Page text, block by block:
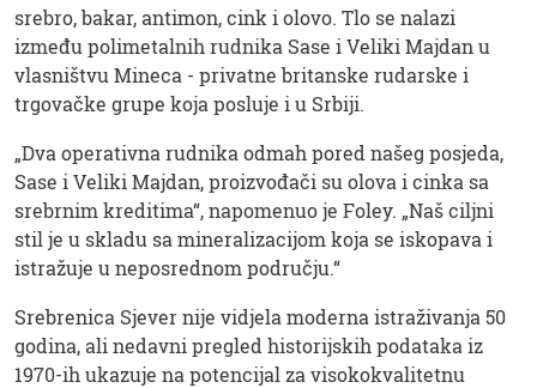
srebro, bakar, antimon, cink i olovo. Tlo se nalazi
između polimetalnih rudnika Sase i Veliki Majdan u
vlasništvu Mineca - privatne britanske rudarske i
trgovačke grupe koja posluje i u Srbiji.
„Dva operativna rudnika odmah pored našeg posjeda,
Sase i Veliki Majdan, proizvođači su olova i cinka sa
srebrnim kreditima“, napomenuo je Foley. „Naš ciljni
stil je u skladu sa mineralizacijom koja se iskopava i
istražuje u neposrednom području.“
Srebrenica Sjever nije vidjela moderna istraživanja 50
godina, ali nedavni pregled historijskih podataka iz
1970-ih ukazuje na potencijal za visokokvalitetnu